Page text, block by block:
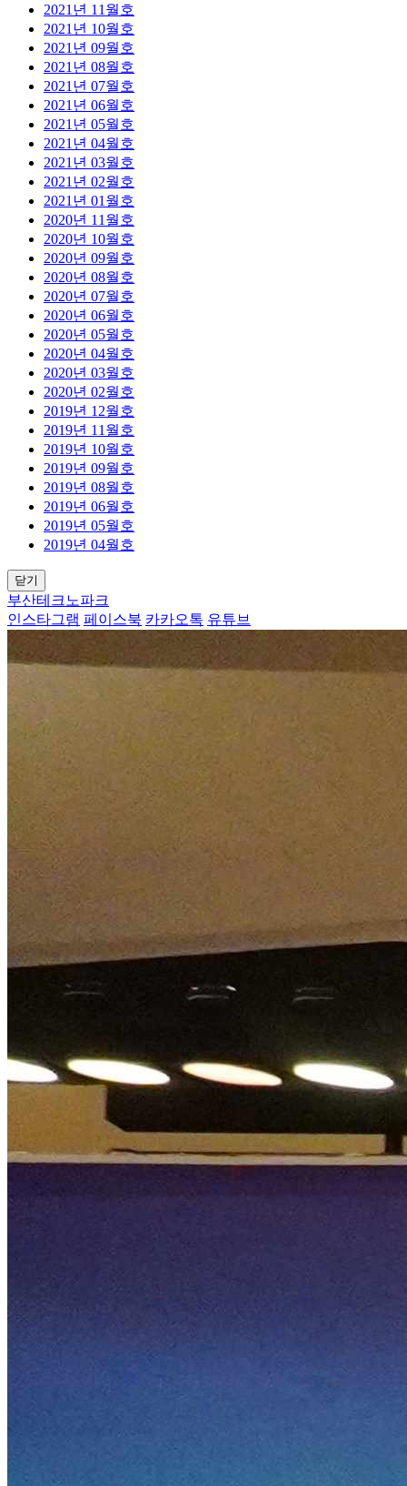
2021년 11월호
2021년 10월호
2021년 09월호
2021년 08월호
2021년 07월호
2021년 06월호
2021년 05월호
2021년 04월호
2021년 03월호
2021년 02월호
2021년 01월호
2020년 11월호
2020년 10월호
2020년 09월호
2020년 08월호
2020년 07월호
2020년 06월호
2020년 05월호
2020년 04월호
2020년 03월호
2020년 02월호
2019년 12월호
2019년 11월호
2019년 10월호
2019년 09월호
2019년 08월호
2019년 06월호
2019년 05월호
2019년 04월호
닫기
부산테크노파크
인스타그램 페이스북 카카오톡 유튜브